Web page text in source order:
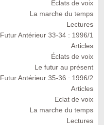
Éclats de voix
La marche du temps
Lectures
Futur Antérieur 33-34 : 1996/1
Articles
Éclats de voix
Le futur au présent
Futur Antérieur 35-36 : 1996/2
Articles
Eclat de voix
La marche du temps
Lectures